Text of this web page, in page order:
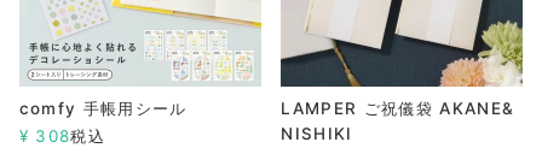
comfy 手帳用シール
¥ 308税込
LAMPER ご祝儀袋 AKANE&
NISHIKI